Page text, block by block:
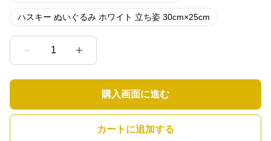
ハスキー ぬいぐるみ ホワイト 立ち姿 30cm×25cm
1
購入画面に進む
カートに追加する